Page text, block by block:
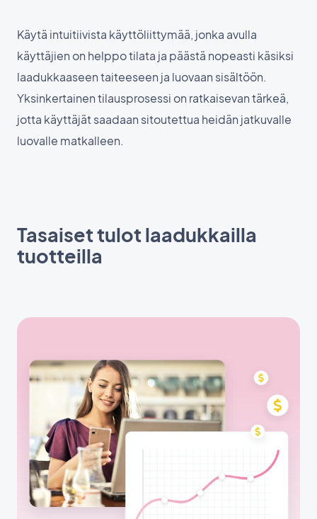
Käytä intuitiivista käyttöliittymää, jonka avulla
käyttäjien on helppo tilata ja päästä nopeasti käsiksi
laadukkaaseen taiteeseen ja luovaan sisältöön.
Yksinkertainen tilausprosessi on ratkaisevan tärkeä,
jotta käyttäjät saadaan sitoutettua heidän jatkuvalle
luovalle matkalleen.
Tasaiset tulot laadukkailla
tuotteilla